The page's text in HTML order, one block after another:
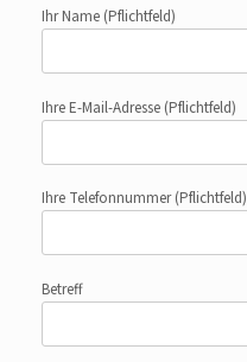
Ihr Name (Pflichtfeld)
Ihre E-Mail-Adresse (Pflichtfeld)
Ihre Telefonnummer(Pflichtfeld)
Betreff